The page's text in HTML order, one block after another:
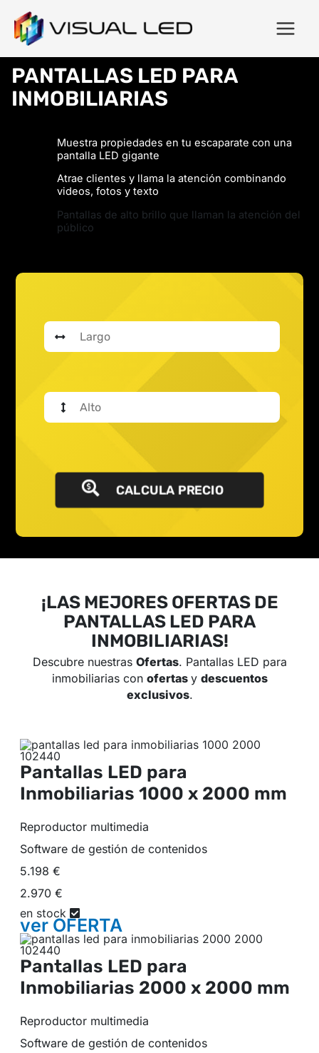
CALCULA PRECIO
PANTALLAS LED PARA
INMOBILIARIAS
Muestra propiedades en tu escaparate con una
pantalla LED gigante
Atrae clientes y llama la atención combinando
videos, fotos y texto
Pantallas de alto brillo que llaman la atención del
público
¡LAS MEJORES OFERTAS DE
PANTALLAS LED PARA
INMOBILIARIAS!
Descubre nuestras Ofertas. Pantallas LED para
inmobiliarias con ofertas y descuentos
exclusivos.
Pantallas LED para
Inmobiliarias 1000 x 2000 mm
Reproductor multimedia
Software de gestión de contenidos
5.198 €
2.970 €
en stock
verOFERTA
Pantallas LED para
Inmobiliarias 2000 x 2000 mm
Reproductor multimedia
Software de gestión de contenidos